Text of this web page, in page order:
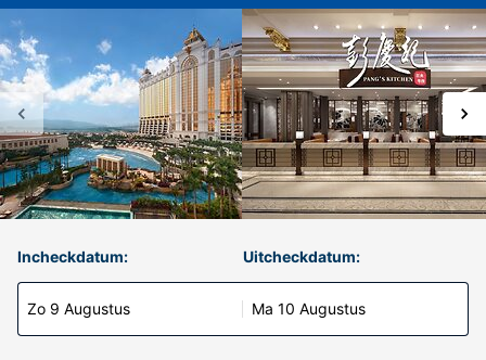
Incheckdatum:
Zo 9 Augustus
Uitcheckdatum:
Ma 10 Augustus